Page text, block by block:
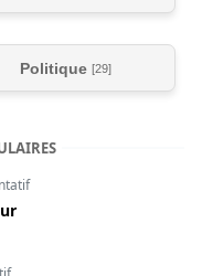
Politique [29]